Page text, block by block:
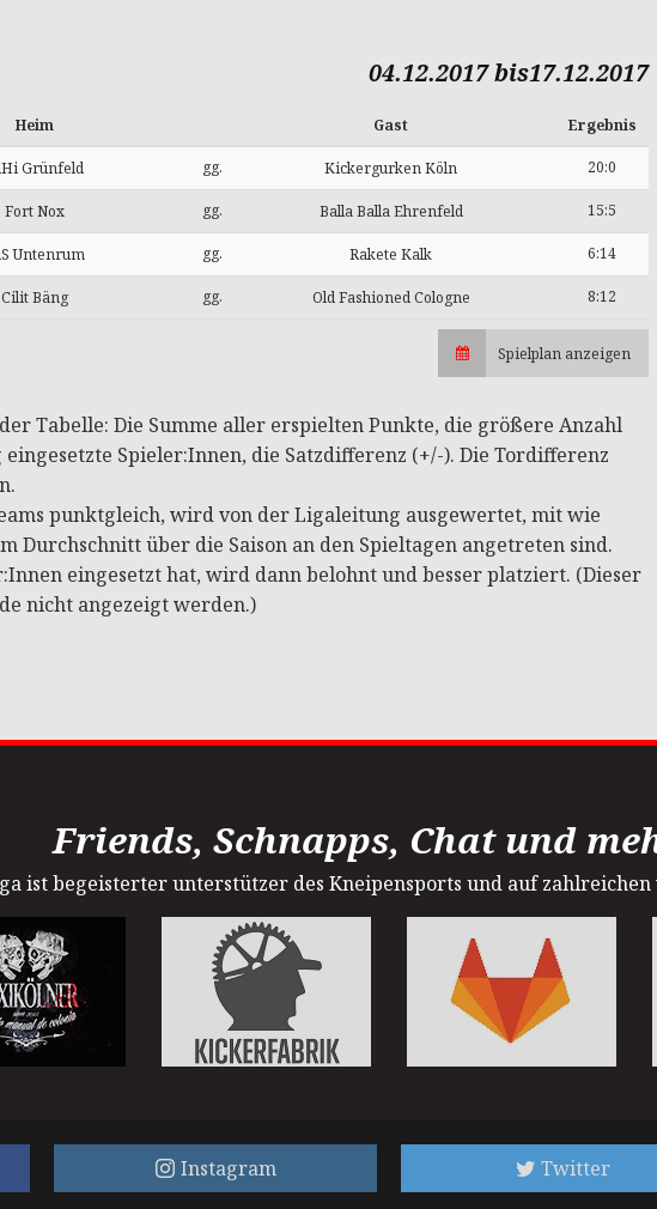
04.12.2017 bis17.12.2017
Heim Gast Ergebnis
Grünfeld gg. Kickergurken Köln 20:0
Fort Nox gg. Balla Balla Ehrenfeld 15:5
Untenrum gg. Rakete Kalk 6:14
Cilit Bäng gg. Old Fashioned Cologne 8:12
Spielplan anzeigen
Tabelle: Die Summe aller erspielten Punkte, die größere Anzahl
Spieler:Innen, die Satzdifferenz (+/-). Die Tordifferenz
punktgleich, wird von der Ligaleitung ausgewertet, mit wie
Durchschnitt über die Saison an den Spieltagen angetreten sind.
eingesetzt hat, wird dann belohnt und besser platziert. (Dieser
nicht angezeigt werden.)
Friends, Schnapps, Chat und
ist begeisterter unterstützer des Kneipensports und auf
Instagram Twitter